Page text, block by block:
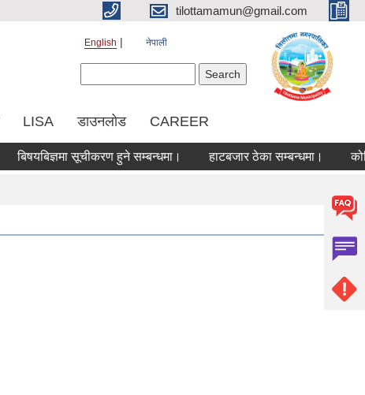
tilottamamun@gmail.com
English नेपाली
LISA डाउनलोड CAREER
सूचीकरण हुने सम्बन्धमा। हाटबजार ठेका सम्बन्धमा।